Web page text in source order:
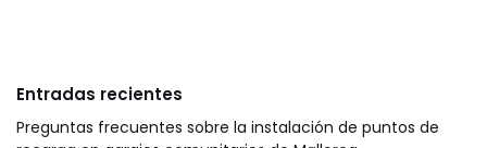
Entradas recientes
Preguntas frecuentes sobre la instalación de puntos de